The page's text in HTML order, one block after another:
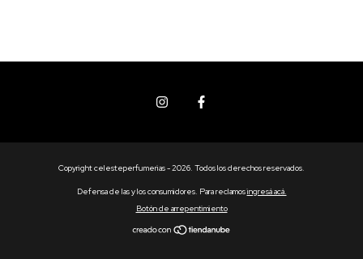
Copyright celesteperfumerias - 2026. Todos los derechos reservados.
Defensa de las y los consumidores. Para reclamosingresá acá.
Botón de arrepentimiento